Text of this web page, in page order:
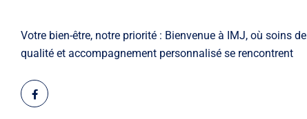
Votre bien-être, notre priorité : Bienvenue à IMJ, où soins de
qualité et accompagnement personnalisé se rencontrent